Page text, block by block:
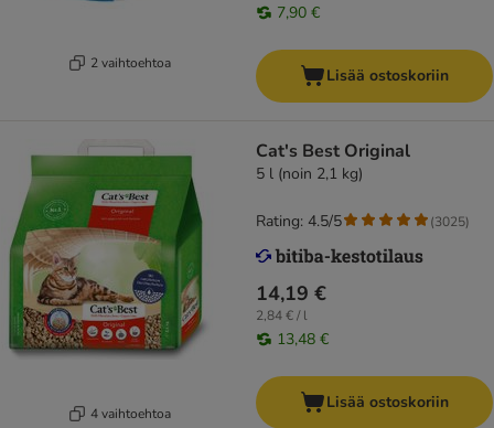
2 vaihtoehtoa
7,90 €
Lisää ostoskoriin
4 vaihtoehtoa
Cat's Best Original
5 l (noin 2,1 kg)
14,19 €
2,84 € / l
13,48 €
Rating: 4.5/5 (3025)
Lisää ostoskoriin